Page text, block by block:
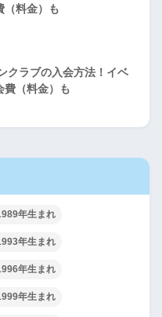
（料金）も
クラブの入会方法！イベ
費（料金）も
年生まれ
年生まれ
年生まれ
年生まれ